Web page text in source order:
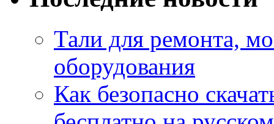
Тали для ремонта,
оборудования
Как безопасно